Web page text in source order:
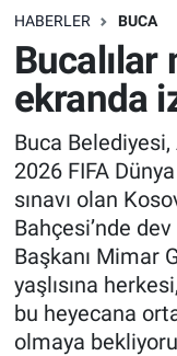
HABERLER BUCA
Bucalılar
ekranda
Buca Belediyesi,
2026 FIFA
sınavı olan
Bahçesi’nde
Başkanı Mimar
yaşlısına
bu heyecana
olmaya